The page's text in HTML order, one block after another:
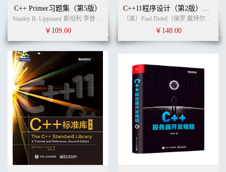
C++ Primer习题集（第5版）
Stanley B. Lippman( 斯坦利 李普曼),Josee Lajoie(约瑟 拉乔伊 ),Barbara E. Moo (芭芭拉 默) (作者)
￥109.00
C++11程序设计（第2版）英文版
（美）Paul Deitel（保罗.戴特尔） ，（美）Harvey Deitel（哈维.戴特尔） (作者) 无 (译者)
￥148.00